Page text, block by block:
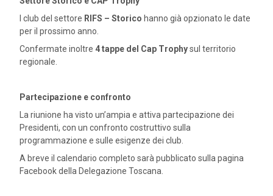
I club del settore RIFS – Storico hanno già opzionato le date
per il prossimo anno.
Confermate inoltre 4 tappe del Cap Trophysul territorio
regionale.
Partecipazione e confronto
La riunione ha visto un’ampia e attiva partecipazione dei
Presidenti, con un confronto costruttivo sulla
programmazione e sulle esigenze dei club.
A breve il calendario completo sarà pubblicato sulla pagina
Facebook della Delegazione Toscana.